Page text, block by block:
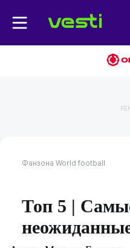
Фанзона World football
Топ 5 |